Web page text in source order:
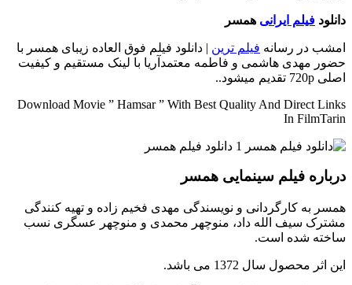
دانلود فیلم ایرانی همسر
امشب در رسانه فیلم ترین | دانلود فیلم فوق العاده زیبای همسر با
حضور مهدی هاشمی و فاطمه معتمدآریا با لینک مستقیم و کیفیت
اصلی 720p تقدیم میشود..
Download Movie ” Hamsar ” With Best Quality And Direct Links
In FilmTarin
درباره فیلم سینمایی همسر
همسر به کارگردانی و نویسندگی مهدی فخیم زاده و تهیه کنندگی
مشترک سیف الله داد، منوچهر محمدی و منوچهر عسگری نسب
ساخته شده است.
این اثر محصول سال 1372 می باشد.